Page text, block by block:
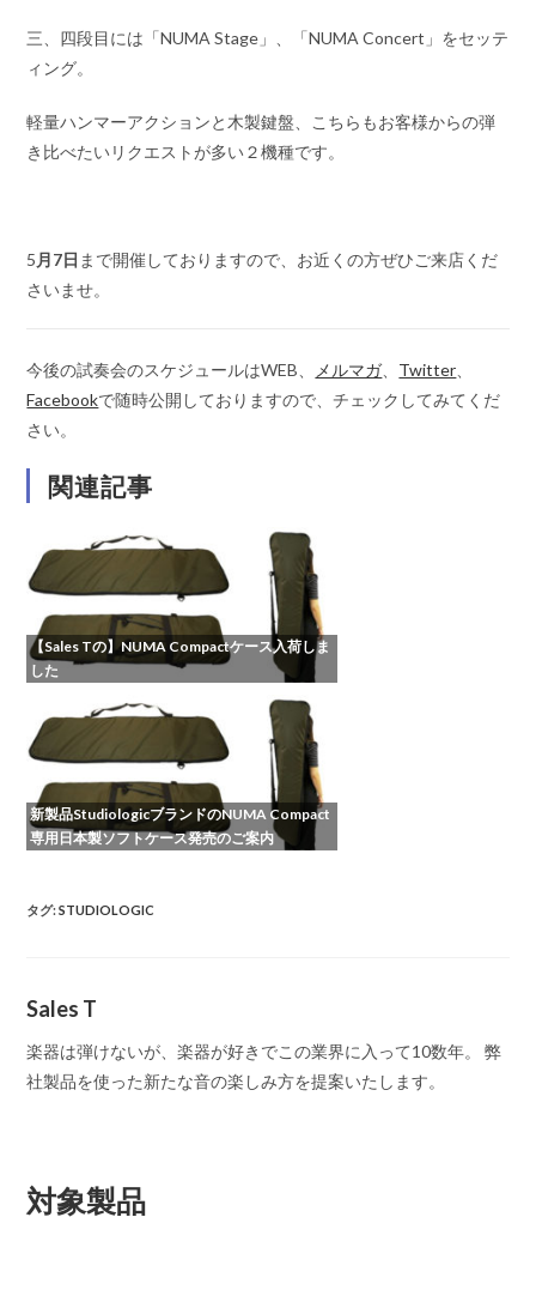
三、四段目には「NUMA Stage」、「NUMA Concert」をセッテ
ィング。
軽量ハンマーアクションと木製鍵盤、こちらもお客様からの弾
き比べたいリクエストが多い２機種です。
5 月7日 まで開催しておりますので、お近くの方ぜひご来店くだ
さいませ。
今後の試奏会のスケジュールはWEB、 メルマガ、 Twitter
Facebookで随時公開しておりますので、チェックしてみてくだ
さい。
関連記事
【Sales Tの】NUMA Compactケース入荷しま
した
新製品StudiologicブランドのNUMA Compact
専用日本製ソフトケース発売のご案内
タグ:STUDIOLOGIC
Sales T
楽器は弾けないが、楽器が好きでこの業界に入って10数年。 弊
社製品を使った新たな音の楽しみ方を提案いたします。
対象製品